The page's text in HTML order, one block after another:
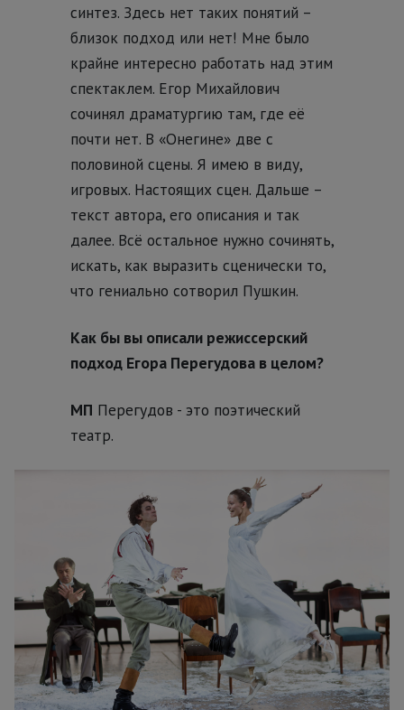
синтез. Здесь нет таких понятий –
близок подход или нет! Мне было
крайне интересно работать над этим
спектаклем. Егор Михайлович
сочинял драматургию там, где её
почти нет. В «Онегине» две с
половиной сцены. Я имею в виду,
игровых. Настоящих сцен. Дальше –
текст автора, его описания и так
далее. Всё остальное нужно сочинять,
искать, как выразить сценически то,
что гениально сотворил Пушкин.
Как бы вы описали режиссерский
подход Егора Перегудова в целом?
МП Перегудов - это поэтический
театр.